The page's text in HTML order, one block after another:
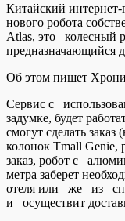
Китайский интернет-
нового робота
Atlas, это колесный
предназначающийся
Об этом пишет
Сервис с
задумке, будет
смогут сделать
колонок Tmall
заказ, робот с
метра заберет
отеля или же из
и осуществит